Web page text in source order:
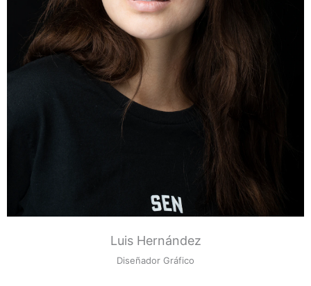
Luis Hernández
Diseñador Gráfico